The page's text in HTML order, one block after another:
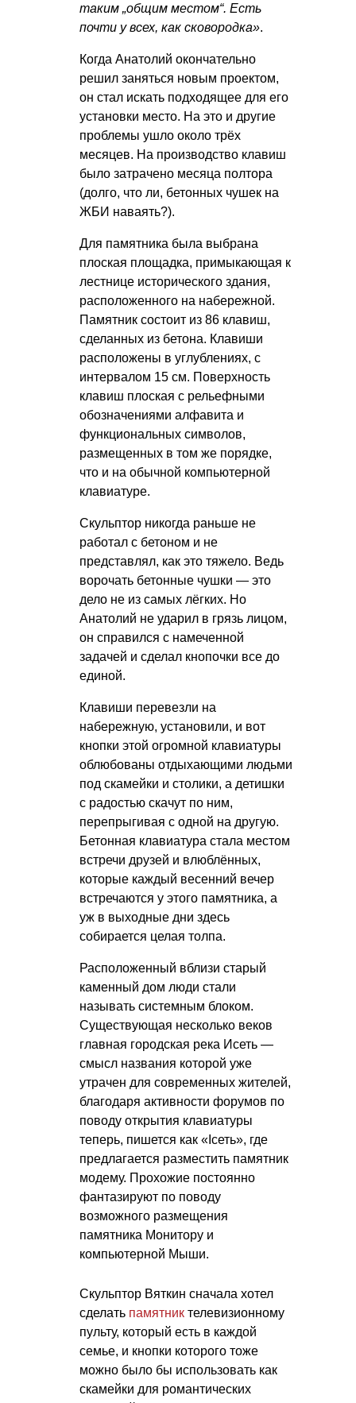
таким „общим местом“. Есть
почти у всех, как сковородка».
Когда Анатолий окончательно
решил заняться новым проектом,
он стал искать подходящее для его
установки место. На это и другие
проблемы ушло около трёх
месяцев. На производство клавиш
было затрачено месяца полтора
(долго, что ли, бетонных чушек на
ЖБИ наваять?).
Для памятника была выбрана
плоская площадка, примыкающая к
лестнице исторического здания,
расположенного на набережной.
Памятник состоит из 86 клавиш,
сделанных из бетона. Клавиши
расположены в углублениях, с
интервалом 15 см. Поверхность
клавиш плоская с рельефными
обозначениями алфавита и
функциональных символов,
размещенных в том же порядке,
что и на обычной компьютерной
клавиатуре.
Скульптор никогда раньше не
работал с бетоном и не
представлял, как это тяжело. Ведь
ворочать бетонные чушки — это
дело не из самых лёгких. Но
Анатолий не ударил в грязь лицом,
он справился с намеченной
задачей и сделал кнопочки все до
единой.
Клавиши перевезли на
набережную, установили, и вот
кнопки этой огромной клавиатуры
облюбованы отдыхающими людьми
под скамейки и столики, а детишки
с радостью скачут по ним,
перепрыгивая с одной на другую.
Бетонная клавиатура стала местом
встречи друзей и влюблённых,
которые каждый весенний вечер
встречаются у этого памятника, а
уж в выходные дни здесь
собирается целая толпа.
Расположенный вблизи старый
каменный дом люди стали
называть системным блоком.
Существующая несколько веков
главная городская река Исеть —
смысл названия которой уже
утрачен для современных жителей,
благодаря активности форумов по
поводу открытия клавиатуры
теперь, пишется как «Iсеть», где
предлагается разместить памятник
модему. Прохожие постоянно
фантазируют по поводу
возможного размещения
памятника Монитору и
компьютерной Мыши.
Скульптор Вяткин сначала хотел
сделать памятник телевизионному
пульту, который есть в каждой
семье, и кнопки которого тоже
можно было бы использовать как
скамейки для романтических